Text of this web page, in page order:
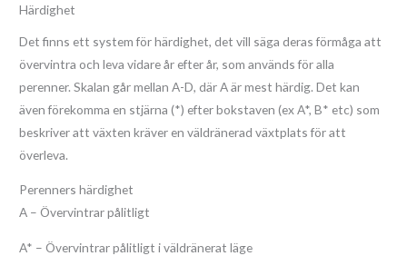
Härdighet
Det finns ett system för härdighet, det vill säga deras förmåga att
övervintra och leva vidare år efter år, som används för alla
perenner. Skalan går mellan A-D, där A är mest härdig. Det kan
även förekomma en stjärna (*) efter bokstaven (ex A*, B* etc) som
beskriver att växten kräver en väldränerad växtplats för att
överleva.
Perenners härdighet
A – Övervintrar pålitligt
A* – Övervintrar pålitligt i väldränerat läge